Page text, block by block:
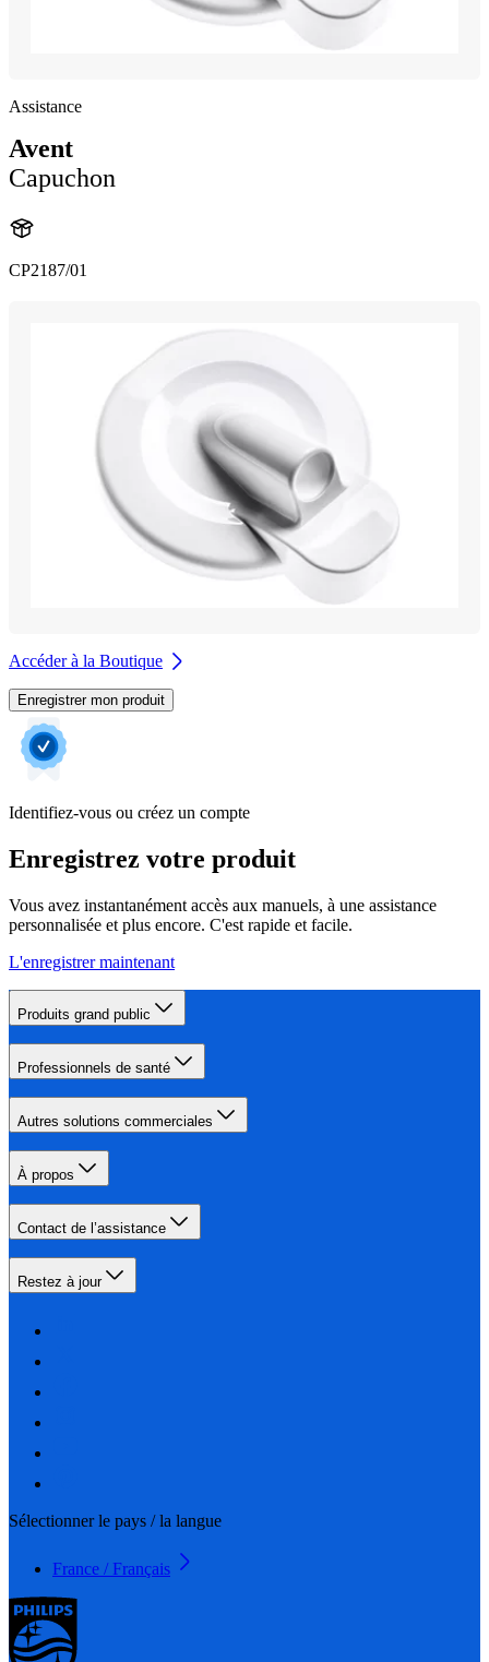
Assistance
Avent
Capuchon
CP2187/01
Accéder à la Boutique
Enregistrer mon produit
Identifiez-vous ou créez un compte
Enregistrez votre produit
Vous avez instantanément accès aux manuels, à une assistance
personnalisée et plus encore. C'est rapide et facile.
L'enregistrer maintenant
Produits grand public
Professionnels de santé
Autres solutions commerciales
À propos
Contact de l’assistance
Restez à jour
Sélectionner le pays / la langue
France / Français